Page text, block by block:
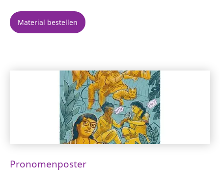
Material bestellen
Pronomenposter